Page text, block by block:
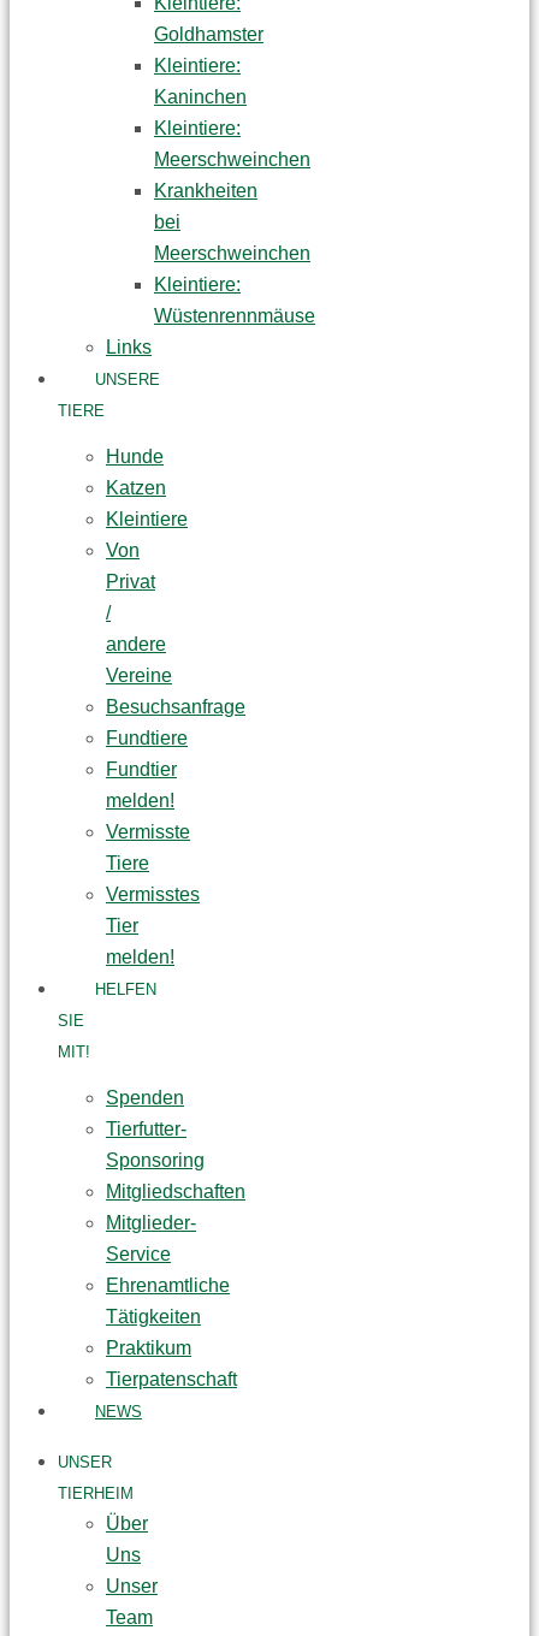
Goldhamster
Kleintiere:
Kaninchen
Kleintiere:
Meerschweinchen
Krankheiten
bei
Meerschweinchen
Kleintiere:
Wüstenrennmäuse
Links
UNSERE
TIERE
Hunde
Katzen
Kleintiere
Von
Privat
/
andere
Vereine
Besuchsanfrage
Fundtiere
Fundtier
melden!
Vermisste
Tiere
Vermisstes
Tier
melden!
HELFEN
SIE
MIT!
Spenden
Tierfutter-
Sponsoring
Mitgliedschaften
Mitglieder-
Service
Ehrenamtliche
Tätigkeiten
Praktikum
Tierpatenschaft
NEWS
UNSER
TIERHEIM
Über
Uns
Unser
Team